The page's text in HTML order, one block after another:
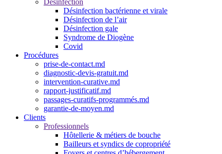
Désinfection
Désinfection bactérienne et virale
Désinfection de l’air
Désinfection gale
Syndrome de Diogène
Covid
Procédures
prise-de-contact.md
diagnostic-devis-gratuit.md
intervention-curative.md
rapport-justificatif.md
passages-curatifs-programmés.md
garantie-de-moyen.md
Clients
Professionnels
Hôtellerie & métiers de bouche
Bailleurs et syndics de copropriété